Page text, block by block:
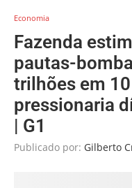
Economia
Fazenda
pautas-
trilhões em
pressionaria
| G1
Publicado por: Gilberto